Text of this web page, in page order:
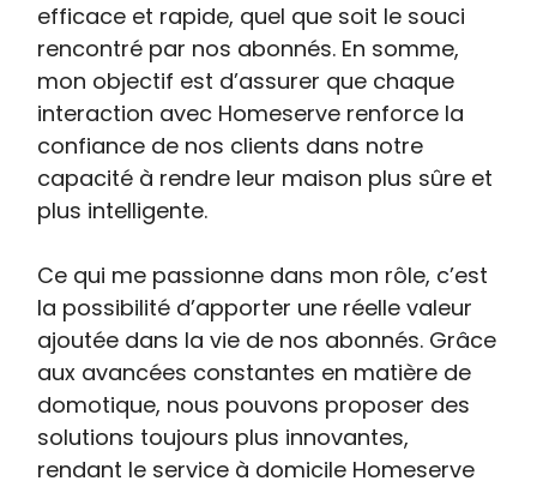
efficace et rapide, quel que soit le souci
rencontré par nos abonnés. En somme,
mon objectif est d’assurer que chaque
interaction avec Homeserve renforce la
confiance de nos clients dans notre
capacité à rendre leur maison plus sûre et
plus intelligente.
Ce qui me passionne dans mon rôle, c’est
la possibilité d’apporter une réelle valeur
ajoutée dans la vie de nos abonnés. Grâce
aux avancées constantes en matière de
domotique, nous pouvons proposer des
solutions toujours plus innovantes,
rendant le service à domicile Homeserve